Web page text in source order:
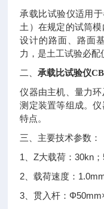
承载比试验仪适用
土）在规定的试筒
设计的路面、路面
力，是土工试验必配
二、承载比试验仪
仪器由主机、量力
测定装置等组成。
特点。
三、主要技术参数：
1 、Z大载荷：30kn ；
2 、载荷速度：
3 、贯入杆：